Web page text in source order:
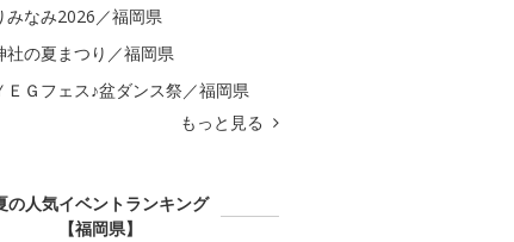
みなみ2026／福岡県
社の夏まつり／福岡県
ＥＧフェス♪盆ダンス祭／福岡県
もっと見る
の人気イベントランキング
【福岡県】